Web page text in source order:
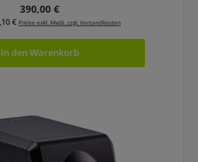
Regulärer Preis:
390,00 €
€ Preise exkl. MwSt. zzgl. Versandkosten
In den Warenkorb